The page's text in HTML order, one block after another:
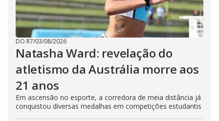
DO R7/03/08/2026
Natasha Ward: revelação do
atletismo da Austrália morre aos
21 anos
Em ascensão no esporte, a corredora de meia distância já
conquistou diversas medalhas em competições estudantis